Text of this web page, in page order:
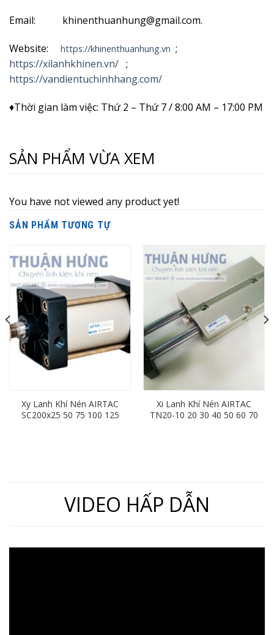
Email: khinenthuanhung@gmail.com.
Website: https://khinenthuanhung.vn ;
https://xilanhkhinen.vn/ ;
https://vandientuchinhhang.com/
♦Thời gian làm việc: Thứ 2 – Thứ 7 / 8:00 AM – 17:00 PM
SẢN PHẨM VỪA XEM
You have not viewed any product yet!
SẢN PHẨM TƯƠNG TỰ
Xy Lanh Khí Nén AIRTAC
SC200x25 50 75 100 125
Xi Lanh Khí Nén AIRTAC
TN20-10 20 30 40 50 60 70
VIDEO HẤP DẪN